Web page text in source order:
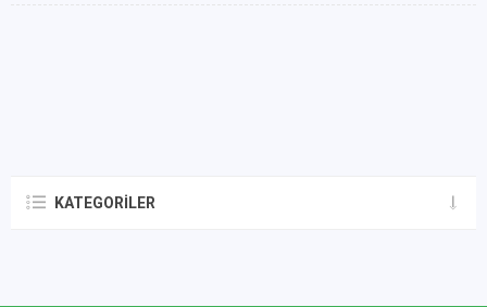
KATEGORILER